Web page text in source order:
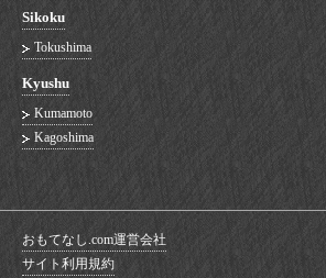
Sikoku
Tokushima
Kyushu
Kumamoto
Kagoshima
おもてなし.com運営会社
サイト利用規約